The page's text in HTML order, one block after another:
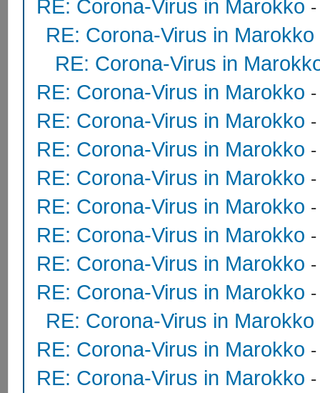
RE: Corona-Virus in Marokko
RE: Corona-Virus in Marokko
RE: Corona-Virus in
RE: Corona-Virus in Marokko
RE: Corona-Virus in Marokko
RE: Corona-Virus in Marokko
RE: Corona-Virus in Marokko
RE: Corona-Virus in Marokko
RE: Corona-Virus in Marokko
RE: Corona-Virus in Marokko
RE: Corona-Virus in Marokko
RE: Corona-Virus in Marokko
RE: Corona-Virus in Marokko
RE: Corona-Virus in Marokko